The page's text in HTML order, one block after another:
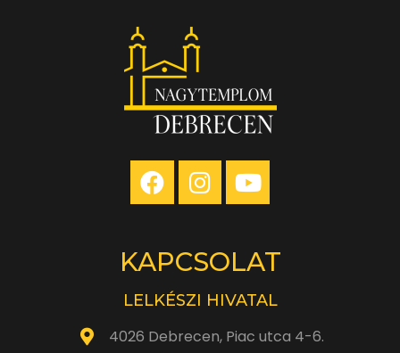
KAPCSOLAT
LELKÉSZI HIVATAL
4026 Debrecen, Piac utca 4-6.